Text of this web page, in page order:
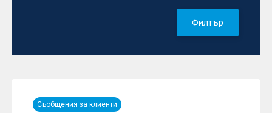
Филтър
Съобщения за клиенти